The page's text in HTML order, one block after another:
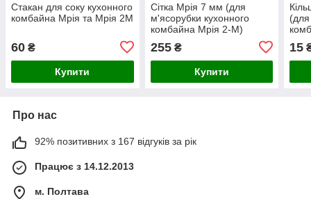
Стакан для соку кухонного
комбайна Мрія та Мрія 2М
60 ₴
Купити
Сітка Мрія 7 мм (для
м'ясорубки кухонного
комбайна Мрія 2-М)
255₴
Купити
(для
15
Про нас
92% позитивних з 167 відгуків за рік
Працює з 14.12.2013
м. Полтава